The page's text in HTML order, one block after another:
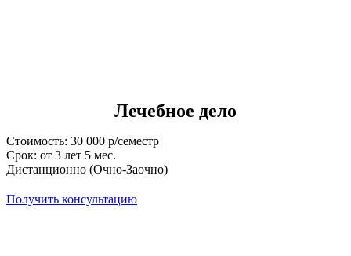
Лечебное дело
Стоимость: 30 000 р/семестр
Срок: от 3 лет 5 мес.
Дистанционно (Очно-Заочно)
Получить консультацию